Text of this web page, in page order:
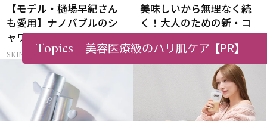
【モデル・樋場早紀さん
も愛用】ナノバブルのシ
ャワーで肌悩みを一気に
解決
SKINCARE PR
美味しいから無理なく続
く！大人のための新・コ
ラーゲン習慣
SKINCARE
Topics 美容医療級のハリ肌ケア【PR】